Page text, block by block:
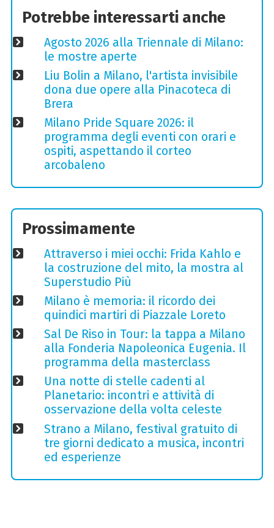
Potrebbe interessarti anche
Agosto 2026 alla Triennale di Milano:
le mostre aperte
Liu Bolin a Milano, l'artista invisibile
dona due opere alla Pinacoteca di
Brera
Milano Pride Square 2026: il
programma degli eventi con orari e
ospiti, aspettando il corteo
arcobaleno
Prossimamente
Attraverso i miei occhi: Frida Kahlo e
la costruzione del mito, la mostra al
Superstudio Più
Milano è memoria: il ricordo dei
quindici martiri di Piazzale Loreto
Sal De Riso in Tour: la tappa a Milano
alla Fonderia Napoleonica Eugenia. Il
programma della masterclass
Una notte di stelle cadenti al
Planetario: incontri e attività di
osservazione della volta celeste
Strano a Milano, festival gratuito di
tre giorni dedicato a musica, incontri
ed esperienze